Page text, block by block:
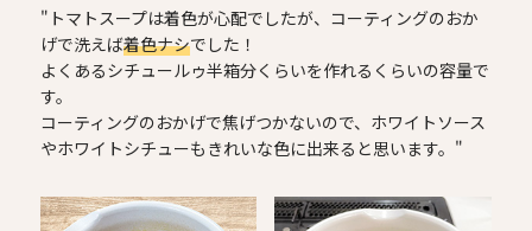
"トマトスープは着色が心配でしたが、コーティングのおか
げで洗えば着色ナシでした！
よくあるシチュールゥ半箱分くらいを作れるくらいの容量で
す。
コーティングのおかげで焦げつかないので、ホワイトソース
やホワイトシチューもきれいな色に出来ると思います。"